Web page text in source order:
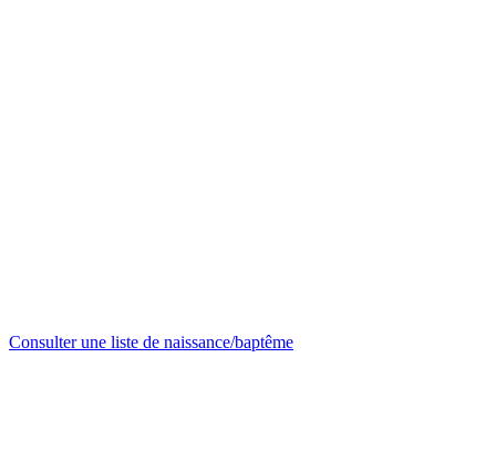
Consulter une liste de naissance/baptême